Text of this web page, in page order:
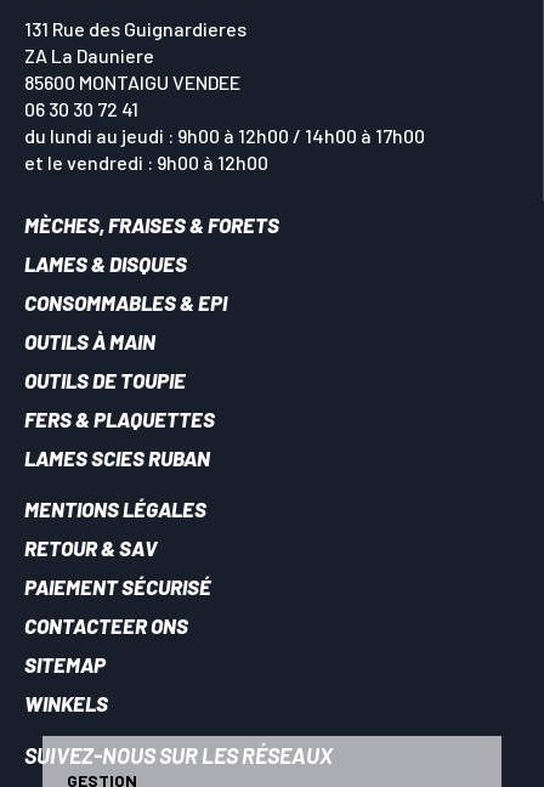
131 Rue des Guignardieres
ZA La Dauniere
85600 MONTAIGU VENDEE
06 30 30 72 41
du lundi au jeudi : 9h00 à 12h00 / 14h00 à 17h00
et le vendredi : 9h00 à 12h00
MÈCHES, FRAISES & FORETS
LAMES & DISQUES
CONSOMMABLES & EPI
OUTILS À MAIN
OUTILS DE TOUPIE
FERS & PLAQUETTES
LAMES SCIES RUBAN
MENTIONS LÉGALES
RETOUR & SAV
PAIEMENT SÉCURISÉ
CONTACTEER ONS
SITEMAP
WINKELS
SUIVEZ-NOUS SUR LES RÉSEAUX
GESTION